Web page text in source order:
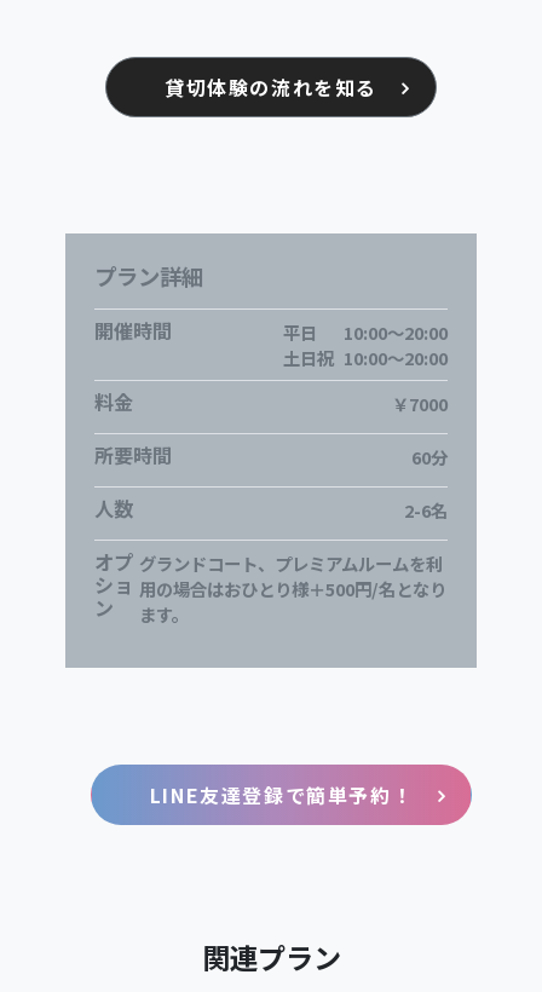
貸切体験の流れを知る
プラン詳細
開催時間 平日
10:00～20:00
土日祝 10:00～20:00
料金 ￥7000
所要時間 60分
人数 2-6名
オプ
ショ
ン
グランドコート、プレミアムルームを利
用の場合はおひとり様＋500円/名となり
ます。
LINE友達登録で簡単予約！
関連プラン